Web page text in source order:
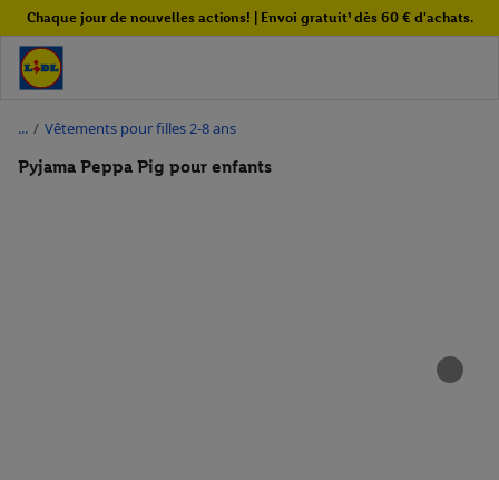
Chaque jour de nouvelles actions! | Envoi gratuit¹ dès 60 € d'achats.
/ Vêtements pour filles 2-8 ans
Pyjama Peppa Pig pour enfants